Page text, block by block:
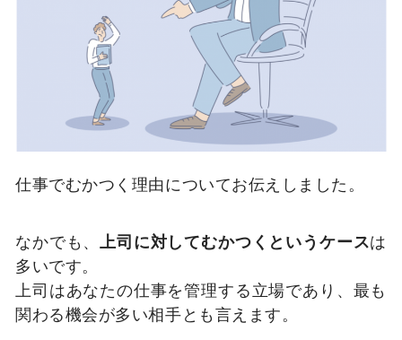
仕事でむかつく理由についてお伝えしました。
なかでも、 上司に対してむかつくというケースは
多いです。
上司はあなたの仕事を管理する立場であり、最も
関わる機会が多い相手とも言えます。